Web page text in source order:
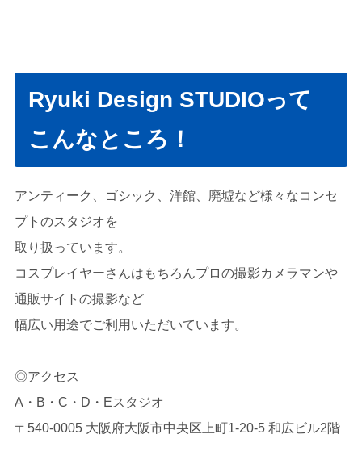
Ryuki Design STUDIOって
こんなところ！
アンティーク、ゴシック、洋館、廃墟など様々なコンセ
プトのスタジオを
取り扱っています。
コスプレイヤーさんはもちろんプロの撮影カメラマンや
通販サイトの撮影など
幅広い用途でご利用いただいています。
◎アクセス
A・B・C・D・Eスタジオ
〒540-0005 大阪府大阪市中央区上町1-20-5 和広ビル2階